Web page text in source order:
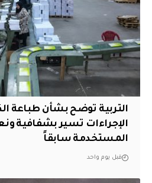
التربية توضح بشأن طباعة
الإجراءات تسير بشفافية
المستخدمة سابقاً
قبل يوم واحد